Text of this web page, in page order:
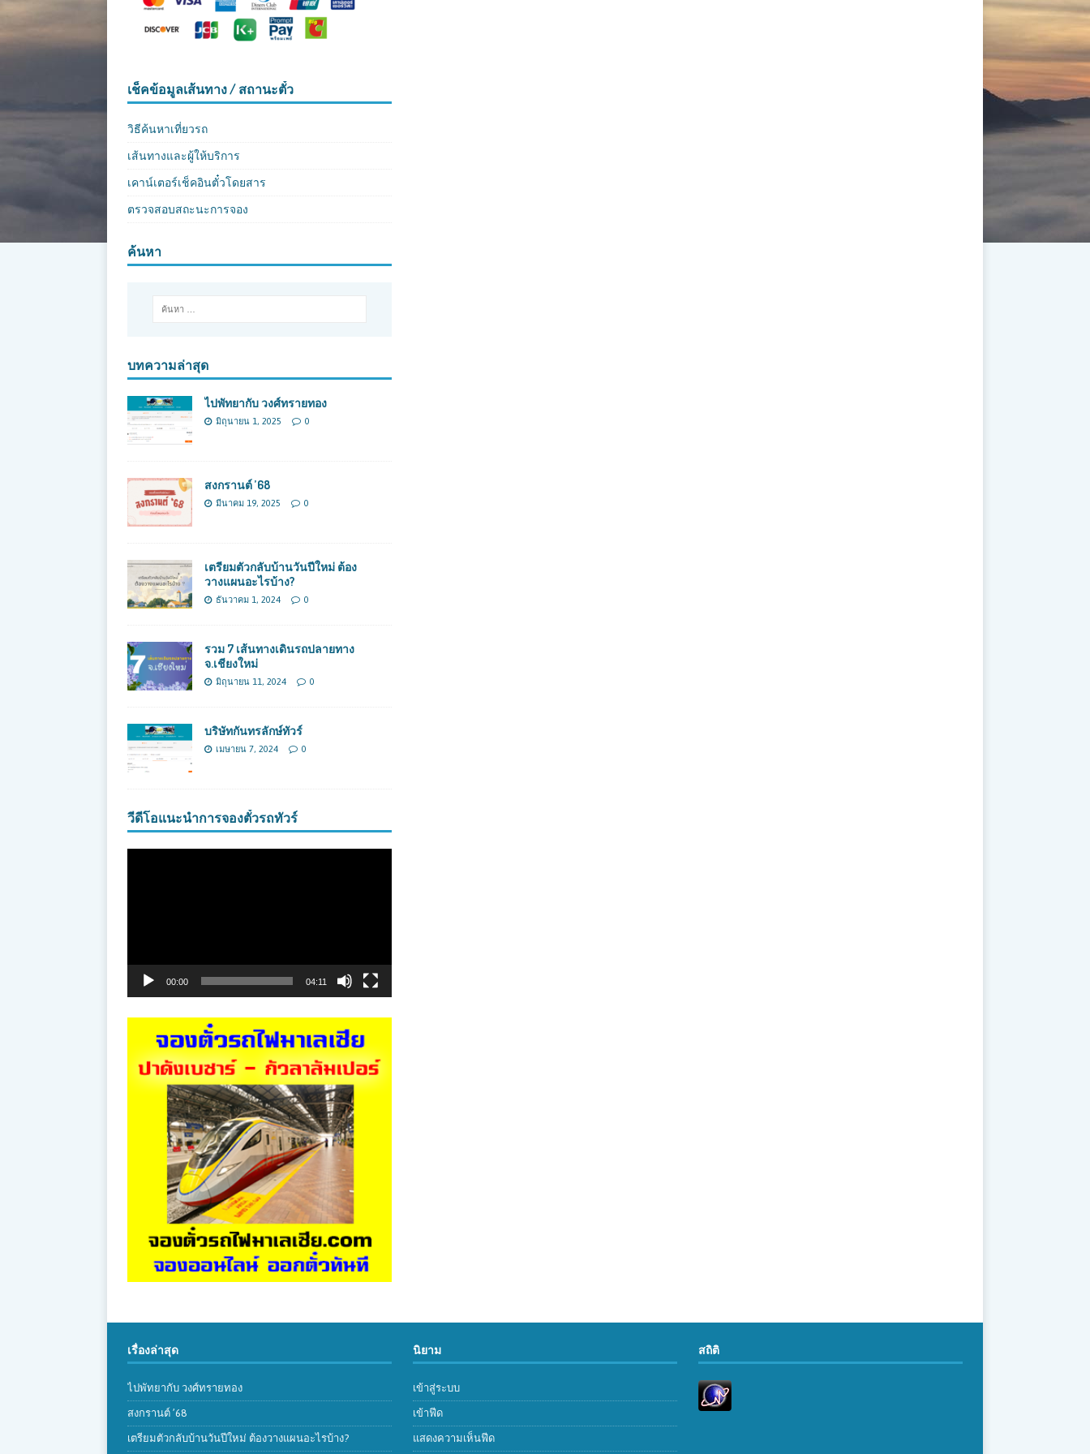
เช็คข้อมูลเส้นทาง / สถานะตั๋ว
วิธีค้นหาเที่ยวรถ
เส้นทางและผู้ให้บริการ
เคาน์เตอร์เช็คอินตั๋วโดยสาร
ตรวจสอบสถะนะการจอง
ค้นหา
บทความล่าสุด
ไปพัทยากับ วงศ์ทรายทอง
มิถุนายน 1, 2025 0
สงกรานต์ ’68
มีนาคม 19, 2025 0
เตรียมตัวกลับบ้านวันปีใหม่ ต้อง
วางแผนอะไรบ้าง?
ธันวาคม 1, 2024 0
รวม 7 เส้นทางเดินรถปลายทาง
จ.เชียงใหม่
มิถุนายน 11, 2024 0
บริษัทกันทรลักษ์ทัวร์
เมษายน 7, 2024 0
วีดีโอแนะนำการจองตั๋วรถทัวร์
00:00 04:11
เรื่องล่าสุด
ไปพัทยากับ วงศ์ทรายทอง
สงกรานต์ ’68
เตรียมตัวกลับบ้านวันปีใหม่ ต้องวางแผนอะไรบ้าง?
นิยาม
เข้าสู่ระบบ
เข้าฟีด
แสดงความเห็นฟีด
สถิติ